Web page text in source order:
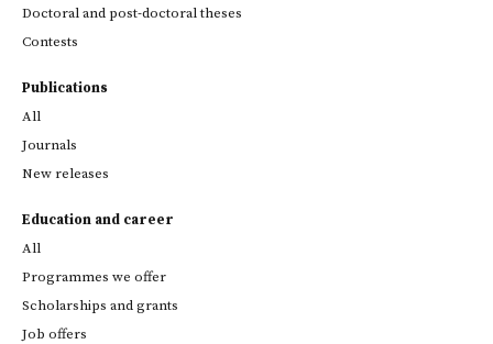
Doctoral and post-doctoral theses
Contests
Publications
All
Journals
New releases
Education and career
All
Programmes we offer
Scholarships and grants
Job offers